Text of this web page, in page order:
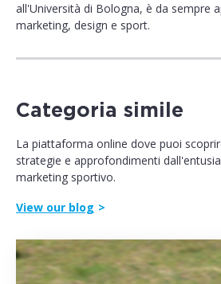
all'Università di Bologna, è da sempre
marketing, design e sport.
Categoria simile
La piattaforma online dove puoi
strategie e approfondimenti
marketing sportivo.
View our blog